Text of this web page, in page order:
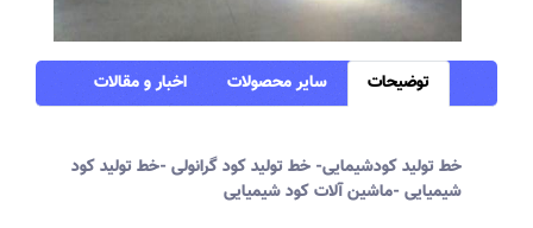
توضیحات سایر محصولات اخبار و مقالات
خط تولید کودشیمایی- خط تولید کود گرانولی -خط تولید کود
شیمیایی -ماشین آلات کود شیمیایی